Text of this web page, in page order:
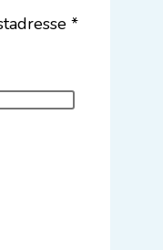
*Påkrevd